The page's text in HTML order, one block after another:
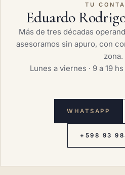
TU
Eduardo
Más de tres décadas
asesoramos sin apuro, con
zona.
Lunes a viernes · 9 a 19
WHATSAPP
+598 93